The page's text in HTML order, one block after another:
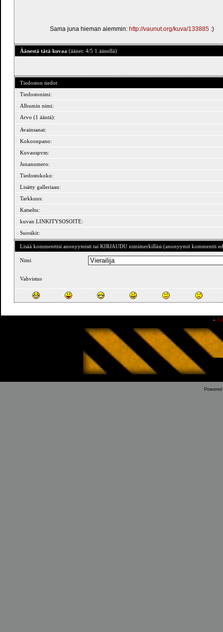
Sama juna hieman aiemmin: http://vaunut.org/kuva/133885 :)
Äänestä tätä kuvaa (äänet: 4/5 1 äänellä)
Tiedoston tiedot
Tiedostonimi:
Albumin nimi:
Arvo (1 ääntä):
Avainsanat:
Kokoonpano:
Kuvauspvm:
Junanumero:
Tiedostokoko:
Lisätty galleriaan:
Tarkkuus:
Katseltu:
kuvan LINKITYSOSOITE:
Suosikit:
Lisää kommenttisi anonyymisti tai KIRJAUDU nimimerkilläsi (anonyymit kommentit
Nimi
Vahvistus
»